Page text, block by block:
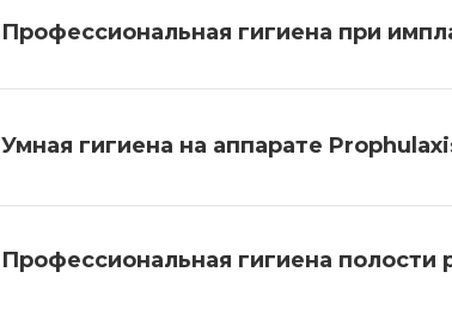
Профессиональная гигиена при
Умная гигиена на аппарате
Профессиональная гигиена полости